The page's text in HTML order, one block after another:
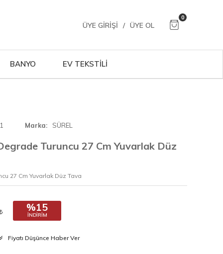
ÜYE GIRIŞI / ÜYE OL
0
BANYO EV TEKSTİLİ
Marka SÜREL
Turuncu 27 Cm Yuvarlak Düz
27 Cm Yuvarlak Düz Tava
%15
İNDIRIM
Fiyatı Düşünce Haber Ver